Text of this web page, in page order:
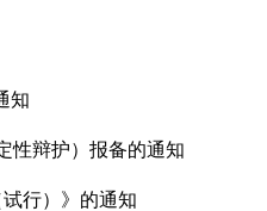
知
性辩护）报备的通知
行）》的通知